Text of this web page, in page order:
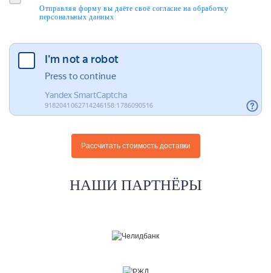
Отправляя форму вы даёте своё согласие на обработку
персональных данных
НАШИ ПАРТНЁРЫ